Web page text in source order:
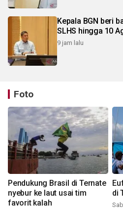
Kepala BGN beri
SLHS hingga 10
9 jam lalu
Foto
Pendukung Brasil di Ternate
nyebur ke laut usai tim
favorit kalah
di